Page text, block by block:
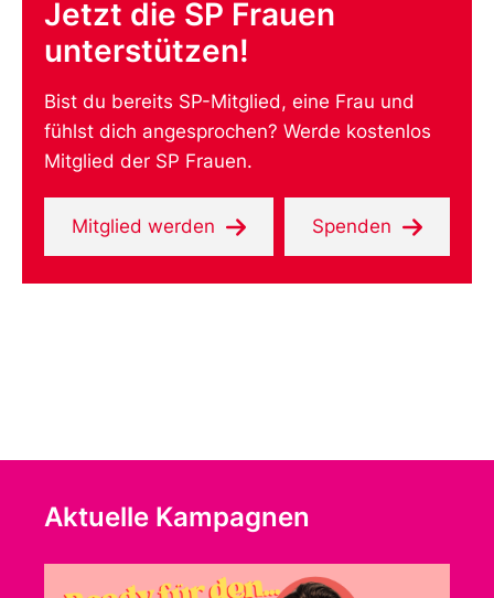
Jetzt die SP Frauen
unterstützen!
Bist du bereits SP-Mitglied, eine Frau und
fühlst dich angesprochen? Werde kostenlos
Mitglied der SP Frauen.
Mitglied werden Spenden
Aktuelle Kampagnen